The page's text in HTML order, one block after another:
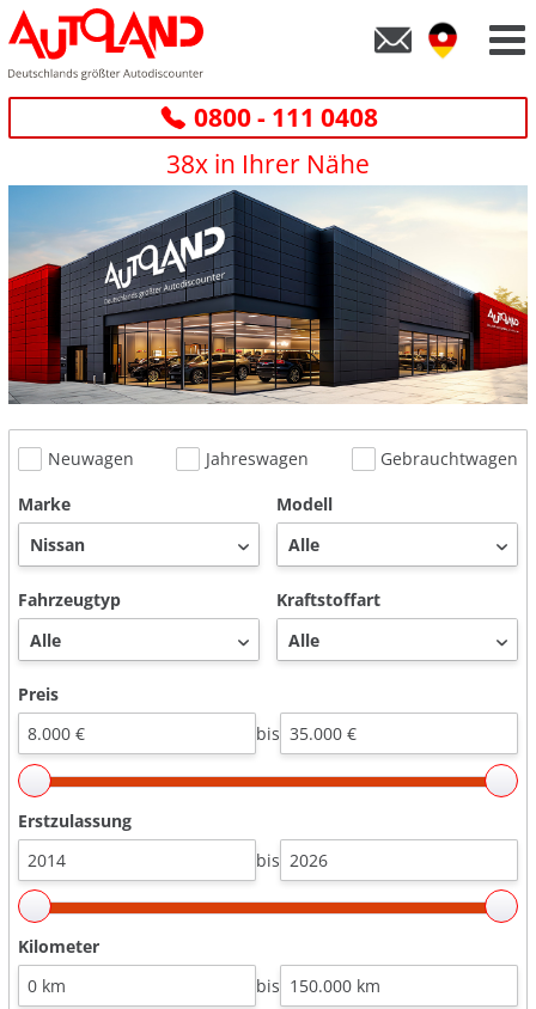
0800 - 111 0408
38x in Ihrer Nähe
Neuwagen Jahreswagen
Gebrauchtwagen
Marke
Modell
Fahrzeugtyp Kraftstoffart
Preis
bis
Erstzulassung
bis
Kilometer
bis